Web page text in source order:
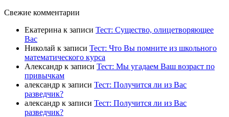
Свежие комментарии
Екатерина к записи Тест: Существо, олицетворяющее
Вас
Николай к записи Тест: Что Вы помните из школьного
математического курса
Александр к записи Тест: Мы угадаем Ваш возраст по
привычкам
александр к записи Тест: Получится ли из Вас
разведчик?
александр к записи Тест: Получится ли из Вас
разведчик?